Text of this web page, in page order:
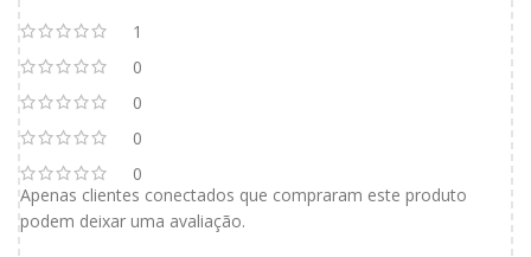
1
0
0
0
0
Apenas clientes conectados que compraram este produto
podem deixar uma avaliação.